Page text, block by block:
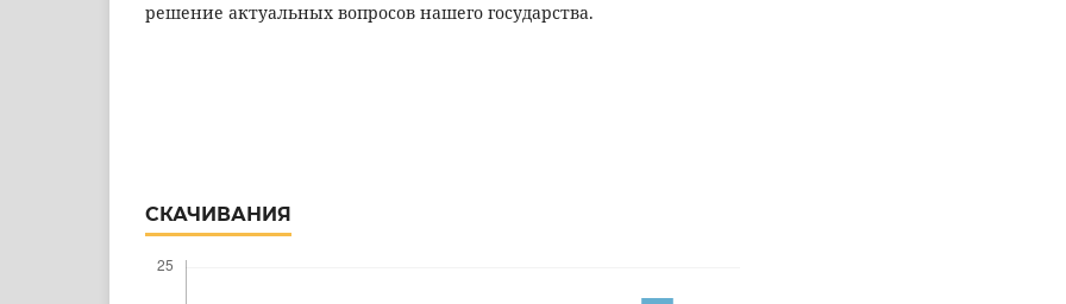
решение актуальных вопросов нашего государства.
СКАЧИВАНИЯ